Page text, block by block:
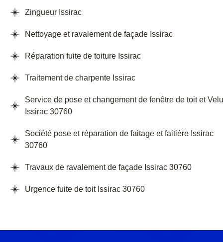
Zingueur Issirac
Nettoyage et ravalement de façade Issirac
Réparation fuite de toiture Issirac
Traitement de charpente Issirac
Service de pose et changement de fenêtre de toit et
Issirac 30760
Société pose et réparation de faitage et faitière Issirac
30760
Travaux de ravalement de façade Issirac 30760
Urgence fuite de toit Issirac 30760